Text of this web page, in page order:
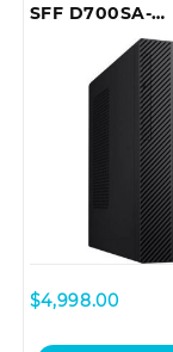
SFF D700SA-
310100029T
$4,998.00